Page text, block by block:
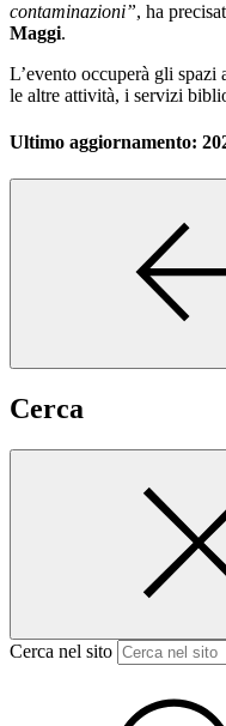
contaminazioni”, ha
Maggi.
L’evento occuperà gli spazi
le altre attività, i servizi
Ultimo aggiornamento:
Cerca
Cerca nel sito